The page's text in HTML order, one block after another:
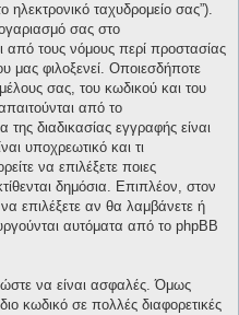
ηλεκτρονικό ταχυδρομείο σας”).
σας στο
από τους νόμους περί προστασίας
φιλοξενεί. Οποιεσδήποτε
σας, του κωδικού και του
από το
διαδικασίας εγγραφής είναι
υποχρεωτικό και τι
να επιλέξετε ποιες
δημόσια. Επιπλέον, στον
επιλέξετε αν θα λαμβάνετε ή
αυτόματα από το phpBB
να είναι ασφαλές. Όμως
κωδικό σε πολλές διαφορετικές